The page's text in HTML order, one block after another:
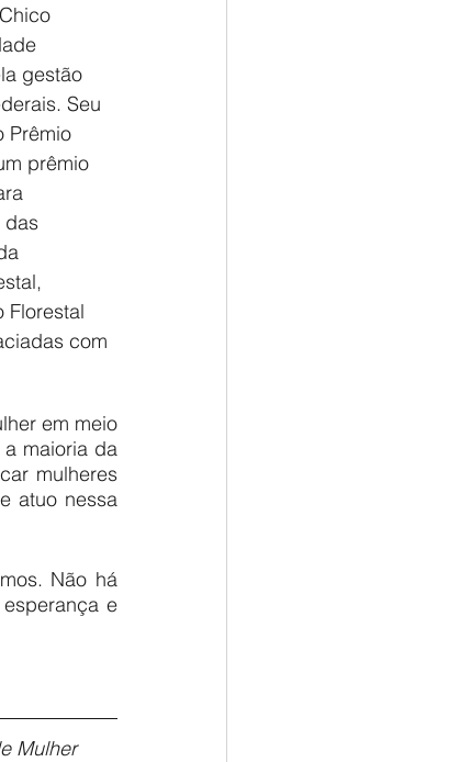
gestão
Seu
Prêmio
prêmio
das
Florestal
com
em meio
maioria da
mulheres
atuo nessa
Não há
e
Mulher